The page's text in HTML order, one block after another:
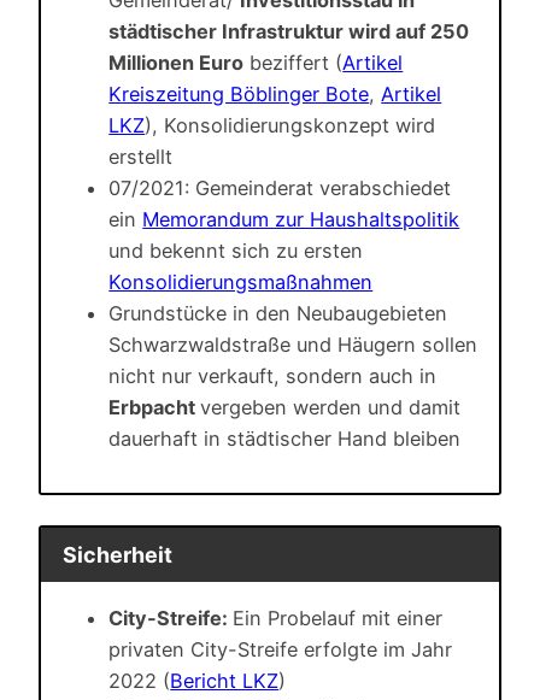
städtischer Infrastruktur wird auf 250
Millionen Euro beziffert (Artikel
Kreiszeitung Böblinger Bote, Artikel
LKZ), Konsolidierungskonzept wird
erstellt
07/2021: Gemeinderat verabschiedet
ein Memorandum zur Haushaltspolitik
und bekennt sich zu ersten
Konsolidierungsmaßnahmen
Grundstücke in den Neubaugebieten
Schwarzwaldstraße und Häugern sollen
nicht nur verkauft, sondern auch in
Erbpachtvergeben werden und damit
dauerhaft in städtischer Hand bleiben
Sicherheit
City-Streife: Ein Probelauf mit einer
privaten City-Streife erfolgte im Jahr
2022 (Bericht LKZ)